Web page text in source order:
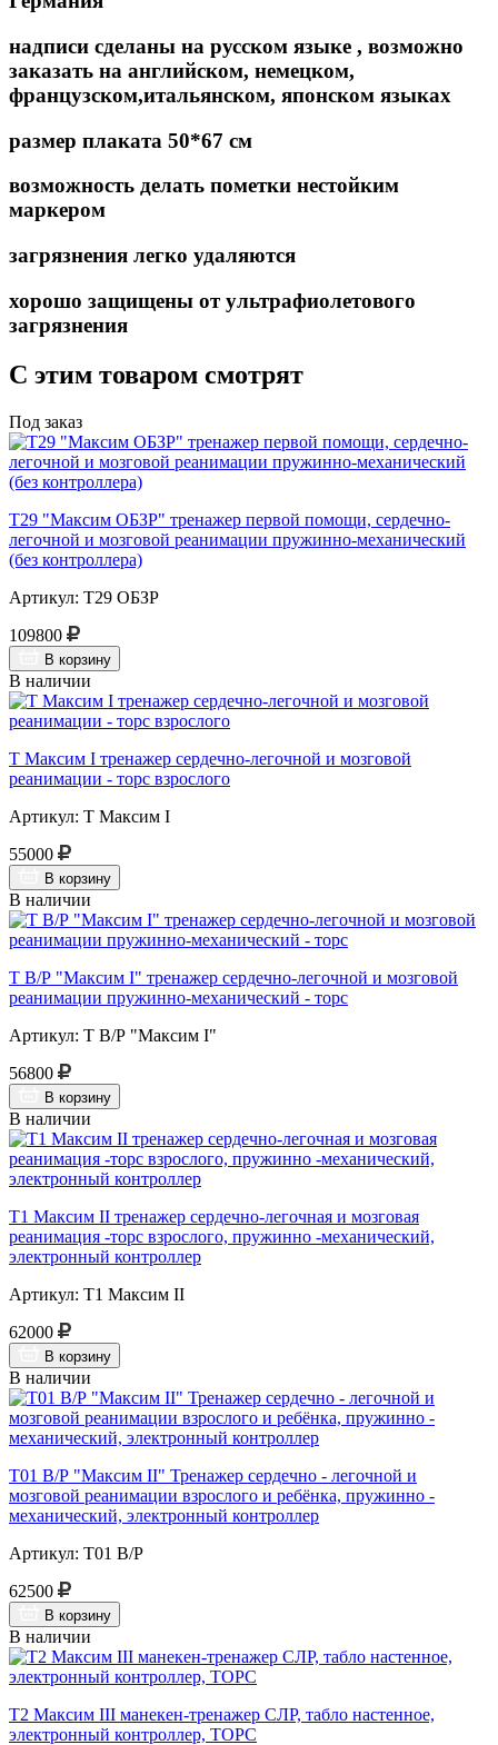
надписи сделаны на русском языке , возможно
заказать на английском, немецком,
французском,итальянском, японском языках
размер плаката 50*67 см
возможность делать пометки нестойким
маркером
загрязнения легко удаляются
хорошо защищены от ультрафиолетового
загрязнения
С этим товаром смотрят
Под заказ
Т29 "Максим ОБЗР" тренажер первой помощи, сердечно-
легочной и мозговой реанимации пружинно-механический
(без контроллера)
Артикул: Т29 ОБЗР
109800
В корзину
В наличии
Т Максим I тренажер сердечно-легочной и мозговой
реанимации - торс взрослого
Артикул: Т Максим I
55000
В корзину
В наличии
Т В/Р "Максим I" тренажер сердечно-легочной и мозговой
реанимации пружинно-механический - торс
Артикул: Т В/Р "Максим I"
56800
В корзину
В наличии
Т1 Максим II тренажер сердечно-легочная и мозговая
реанимация -торс взрослого, пружинно -механический,
электронный контроллер
Артикул: Т1 Максим II
62000
В корзину
В наличии
Т01 В/Р "Максим II" Тренажер сердечно - легочной и
мозговой реанимации взрослого и ребёнка, пружинно -
механический, электронный контроллер
Артикул: Т01 В/Р
62500
В корзину
В наличии
Т2 Максим III манекен-тренажер СЛР, табло настенное,
электронный контроллер, ТОРС